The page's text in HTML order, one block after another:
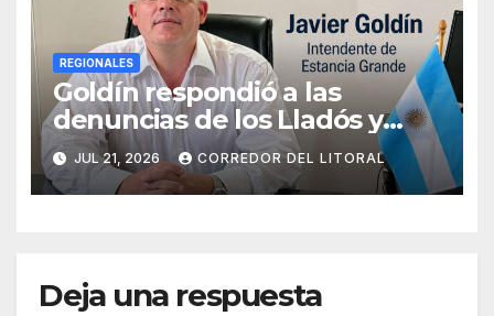
REGIONALES
Goldín respondió a las
denuncias de los Lladós y
defendió la transparencia de
su gestión
JUL 21, 2026 CORREDOR DEL LITORAL
Deja una respuesta